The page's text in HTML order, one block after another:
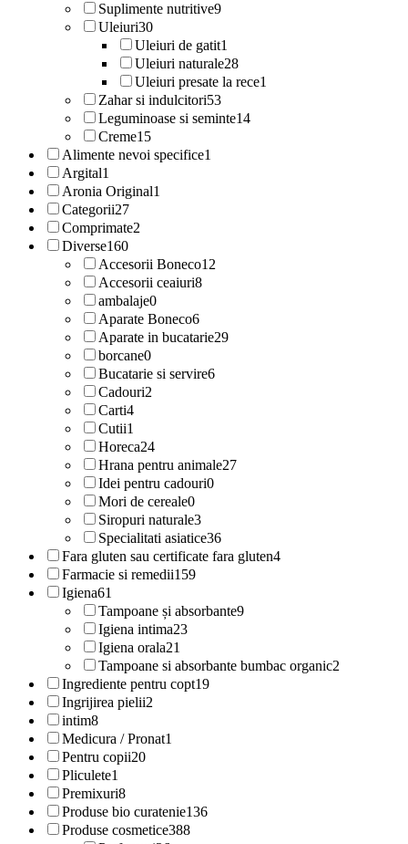
Suplimente nutritive9
Uleiuri30
Uleiuri de gatit1
Uleiuri naturale28
Uleiuri presate la rece1
Zahar si indulcitori53
Leguminoase si seminte14
Creme15
Alimente nevoi specifice1
Argital1
Aronia Original1
Categorii27
Comprimate2
Diverse160
Accesorii Boneco12
Accesorii ceaiuri8
ambalaje0
Aparate Boneco6
Aparate in bucatarie29
borcane0
Bucatarie si servire6
Cadouri2
Carti4
Cutii1
Horeca24
Hrana pentru animale27
Idei pentru cadouri0
Mori de cereale0
Siropuri naturale3
Specialitati asiatice36
Fara gluten sau certificate fara gluten4
Farmacie si remedii159
Igiena61
Tampoane și absorbante9
Igiena intima23
Igiena orala21
Tampoane si absorbante bumbac organic2
Ingrediente pentru copt19
Ingrijirea pielii2
intim8
Medicura / Pronat1
Pentru copii20
Pliculete1
Premixuri8
Produse bio curatenie136
Produse cosmetice388